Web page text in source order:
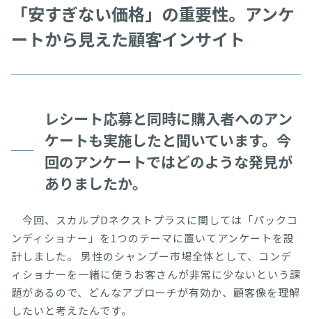
「安すぎない価格」の重要性。アンケ
ートから見えた顧客インサイト
レシート応募と同時に購入者へのアン
ケートも実施したと聞いています。今
回のアンケートではどのような発見が
ありましたか。
今回、スカルプDネクストプラスに関しては「パックコ
ンディショナー」を1つのテーマに置いてアンケートを設
計しました。 男性のシャンプー市場全体として、コンデ
ィショナーを一緒に使うお客さんが非常に少ないという課
題があるので、どんなアプローチが有効か、顧客像を理解
したいと考えたんです。